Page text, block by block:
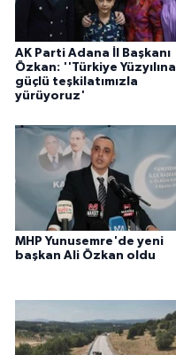
AK Parti Adana İl Başkanı
Özkan: ''Türkiye Yüzyılına
güçlü teşkilatımızla
yürüyoruz'
MHP Yunusemre'de yeni
başkan Ali Özkan oldu